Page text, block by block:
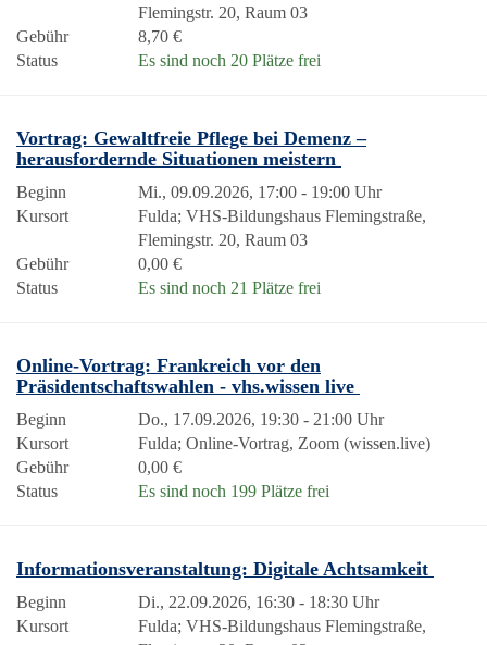
Flemingstr. 20, Raum 03
Gebühr
8,70 €
Status
Es sind noch 20 Plätze frei
Vortrag: Gewaltfreie Pflege bei Demenz –
herausfordernde Situationen meistern
Beginn
Mi., 09.09.2026, 17:00 - 19:00 Uhr
Kursort
Fulda; VHS-Bildungshaus Flemingstraße,
Flemingstr. 20, Raum 03
Gebühr
0,00 €
Status
Es sind noch 21 Plätze frei
Online-Vortrag: Frankreich vor den
Präsidentschaftswahlen - vhs.wissen live
Beginn
Do., 17.09.2026, 19:30 - 21:00 Uhr
Kursort
Fulda; Online-Vortrag, Zoom (wissen.live)
Gebühr
0,00 €
Status
Es sind noch 199 Plätze frei
Informationsveranstaltung: Digitale Achtsamkeit
Beginn
Di., 22.09.2026, 16:30 - 18:30 Uhr
Kursort
Fulda; VHS-Bildungshaus Flemingstraße,